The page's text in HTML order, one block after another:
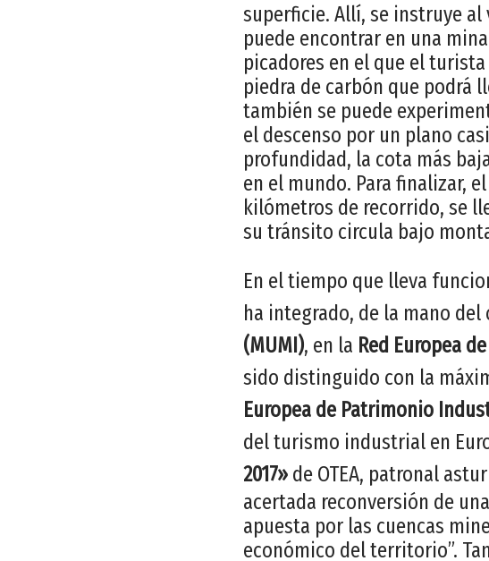
superficie. Allí, se instruye
puede encontrar en una
picadores en el que el
piedra de carbón que podrá
también se puede
el descenso por un plano
profundidad, la cota más
en el mundo. Para finalizar,
kilómetros de recorrido, se
su tránsito circula bajo
En el tiempo que lleva
ha integrado, de la mano del
(MUMI), en la Red Europea
sido distinguido con la
Europea de Patrimonio
del turismo industrial en
2017» de OTEA, patronal
acertada reconversión de
apuesta por las cuencas
económico del territorio”.